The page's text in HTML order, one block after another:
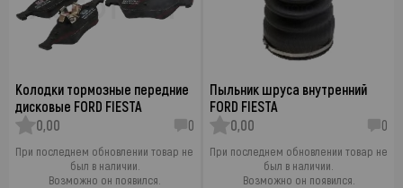
Колодки тормозные передние
дисковые FORD FIESTA
0,00
0
При последнем обновлении товар не
был в наличии.
Возможно он появился.
Пыльник шруса внутренний
FORD FIESTA
0,00
0
При последнем обновлении товар не
был в наличии.
Возможно он появился.